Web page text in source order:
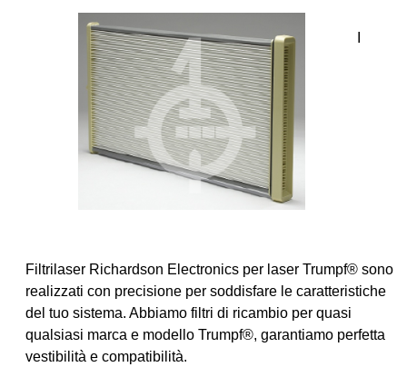
Filtrilaser Richardson Electronics per laser Trumpf® sono
realizzati con precisione per soddisfare le caratteristiche
del tuo sistema. Abbiamo filtri di ricambio per quasi
qualsiasi marca e modello Trumpf®, garantiamo perfetta
vestibilità e compatibilità.